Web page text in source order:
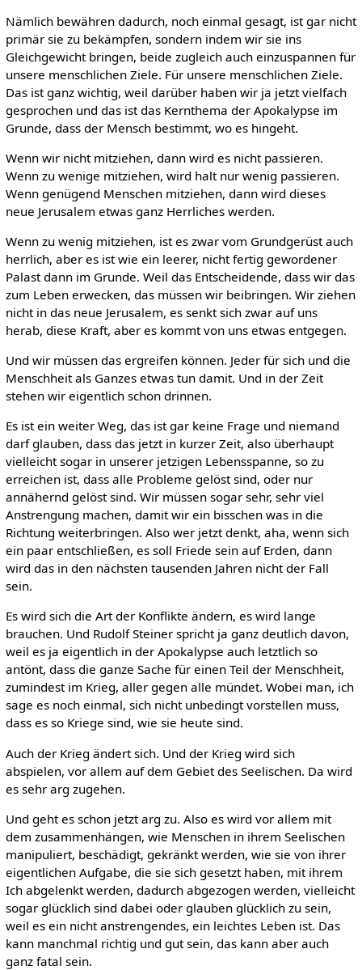
Nämlich bewähren dadurch, noch einmal gesagt, ist gar nicht
primär sie zu bekämpfen, sondern indem wir sie ins
Gleichgewicht bringen, beide zugleich auch einzuspannen für
unsere menschlichen Ziele. Für unsere menschlichen Ziele.
Das ist ganz wichtig, weil darüber haben wir ja jetzt vielfach
gesprochen und das ist das Kernthema der Apokalypse im
Grunde, dass der Mensch bestimmt, wo es hingeht.
Wenn wir nicht mitziehen, dann wird es nicht passieren.
Wenn zu wenige mitziehen, wird halt nur wenig passieren.
Wenn genügend Menschen mitziehen, dann wird dieses
neue Jerusalem etwas ganz Herrliches werden.
Wenn zu wenig mitziehen, ist es zwar vom Grundgerüst auch
herrlich, aber es ist wie ein leerer, nicht fertig gewordener
Palast dann im Grunde. Weil das Entscheidende, dass wir das
zum Leben erwecken, das müssen wir beibringen. Wir ziehen
nicht in das neue Jerusalem, es senkt sich zwar auf uns
herab, diese Kraft, aber es kommt von uns etwas entgegen.
Und wir müssen das ergreifen können. Jeder für sich und die
Menschheit als Ganzes etwas tun damit. Und in der Zeit
stehen wir eigentlich schon drinnen.
Es ist ein weiter Weg, das ist gar keine Frage und niemand
darf glauben, dass das jetzt in kurzer Zeit, also überhaupt
vielleicht sogar in unserer jetzigen Lebensspanne, so zu
erreichen ist, dass alle Probleme gelöst sind, oder nur
annähernd gelöst sind. Wir müssen sogar sehr, sehr viel
Anstrengung machen, damit wir ein bisschen was in die
Richtung weiterbringen. Also wer jetzt denkt, aha, wenn sich
ein paar entschließen, es soll Friede sein auf Erden, dann
wird das in den nächsten tausenden Jahren nicht der Fall
sein.
Es wird sich die Art der Konflikte ändern, es wird lange
brauchen. Und Rudolf Steiner spricht ja ganz deutlich davon,
weil es ja eigentlich in der Apokalypse auch letztlich so
antönt, dass die ganze Sache für einen Teil der Menschheit,
zumindest im Krieg, aller gegen alle mündet. Wobei man, ich
sage es noch einmal, sich nicht unbedingt vorstellen muss,
dass es so Kriege sind, wie sie heute sind.
Auch der Krieg ändert sich. Und der Krieg wird sich
abspielen, vor allem auf dem Gebiet des Seelischen. Da wird
es sehr arg zugehen.
Und geht es schon jetzt arg zu. Also es wird vor allem mit
dem zusammenhängen, wie Menschen in ihrem Seelischen
manipuliert, beschädigt, gekränkt werden, wie sie von ihrer
eigentlichen Aufgabe, die sie sich gesetzt haben, mit ihrem
Ich abgelenkt werden, dadurch abgezogen werden, vielleicht
sogar glücklich sind dabei oder glauben glücklich zu sein,
weil es ein nicht anstrengendes, ein leichtes Leben ist. Das
kann manchmal richtig und gut sein, das kann aber auch
ganz fatal sein.